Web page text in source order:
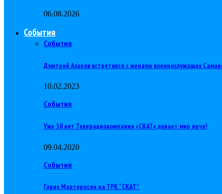
06.08.2026
События
События
Дмитрий Азаров встретился с женами военнослужащих
10.02.2023
События
Уже 30 лет Телерадиокомпания «СКАТ» делает мир ярче!
09.04.2020
События
Гарик Мартиросян на ТРК “СКАТ”